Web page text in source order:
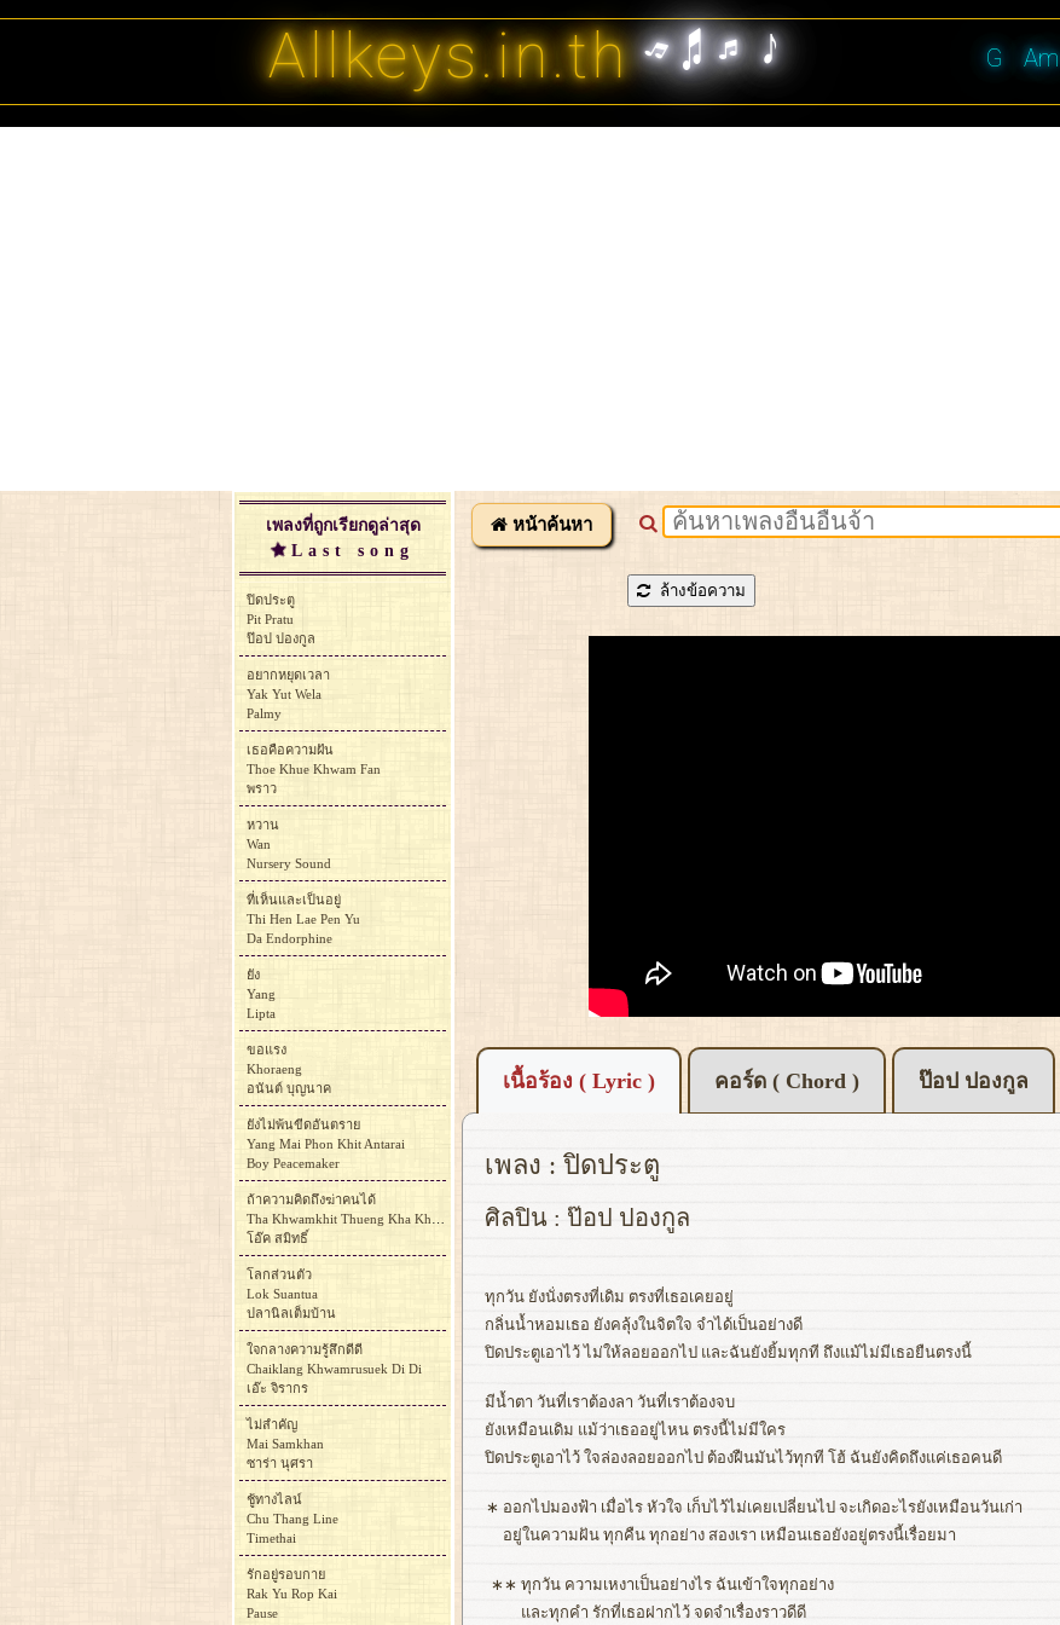
Allkeys.in.th G Am
หน้าค้นหา
ล้างข้อความ
เนื้อร้อง ( Lyric ) คอร์ด ( Chord ) ป๊อป ปองกูล
เพลง : ปิดประตู
ศิลปิน : ป๊อป ปองกูล
ทุกวัน ยังนั่งตรงที่เดิม ตรงที่เธอเคยอยู่
กลิ่นน้ำหอมเธอ ยังคลุ้งในจิตใจ จำได้เป็นอย่างดี
ปิดประตูเอาไว้ ไม่ให้ลอยออกไป และฉันยังยิ้มทุกที ถึงแม้ไม่มีเธอยืนตรงนี้
มีน้ำตา วันที่เราต้องลา วันที่เราต้องจบ
ยังเหมือนเดิม แม้ว่าเธออยู่ไหน ตรงนี้ไม่มีใคร
ปิดประตูเอาไว้ ใจล่องลอยออกไป ต้องฝืนมันไว้ทุกที โฮ้ ฉันยังคิดถึงแค่เธอคนดี
∗ ออกไปมองฟ้า เมื่อไร หัวใจ เก็บไว้ไม่เคยเปลี่ยนไป จะเกิดอะไรยังเหมือนวันเก่า
อยู่ในความฝัน ทุกคืน ทุกอย่าง สองเรา เหมือนเธอยังอยู่ตรงนี้เรื่อยมา
∗∗ ทุกวัน ความเหงาเป็นอย่างไร ฉันเข้าใจทุกอย่าง
และทุกคำ รักที่เธอฝากไว้ จดจำเรื่องราวดีดี
เพลงที่ถูกเรียกดูล่าสุด
Last song
ปิดประตู
Pit Pratu
ป๊อป ปองกูล
อยากหยุดเวลา
Yak Yut Wela
Palmy
เธอคือความฝัน
Thoe Khue Khwam Fan
พราว
หวาน
Wan
Nursery Sound
ที่เห็นและเป็นอยู่
Thi Hen Lae Pen Yu
Da Endorphine
ยัง
Yang
Lipta
ขอแรง
Khoraeng
อนันต์ บุญนาค
ยังไม่พ้นขีดอันตราย
Yang Mai Phon Khit Antarai
Boy Peacemaker
ถ้าความคิดถึงฆ่าคนได้
Tha Khwamkhit Thueng Kha Khon Dai
โอ๊ค สมิทธิ์
โลกส่วนตัว
Lok Suantua
ปลานิลเต็มบ้าน
ใจกลางความรู้สึกดีดี
Chaiklang Khwamrusuek Di Di
เอ๊ะ จิรากร
ไม่สำคัญ
Mai Samkhan
ซาร่า นุศรา
ชู้ทางไลน์
Chu Thang Line
Timethai
รักอยู่รอบกาย
Rak Yu Rop Kai
Pause